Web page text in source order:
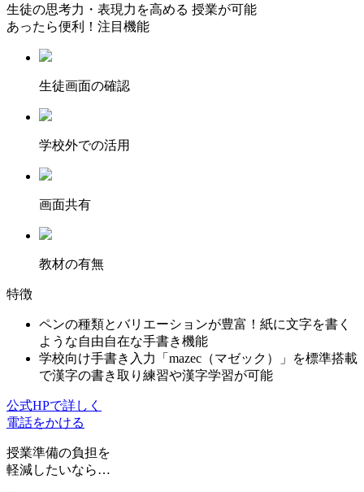
生徒の思考力・表現力を高める 授業が可能
あったら便利！注目機能
⽣徒画⾯の確認
学校外での活用
画面共有
教材の有無
特徴
ペンの種類とバリエーションが豊富！紙に文字を書く
ような自由自在な手書き機能
学校向け手書き入力「mazec（マゼック）」を標準搭載
で漢字の書き取り練習や漢字学習が可能
公式HPで詳しく
電話をかける
授業準備の負担を
軽減したいなら…